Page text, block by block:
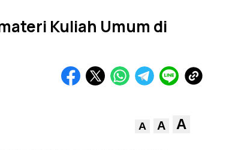
Kuliah Umum di
A A A